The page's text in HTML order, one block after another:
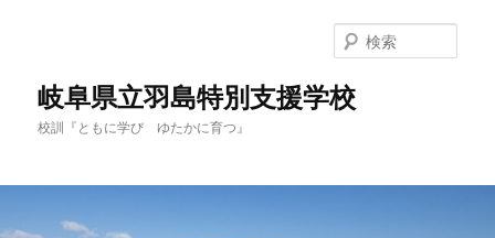
岐阜県立羽島特別支援学校
校訓『ともに学び ゆたかに育つ』
索